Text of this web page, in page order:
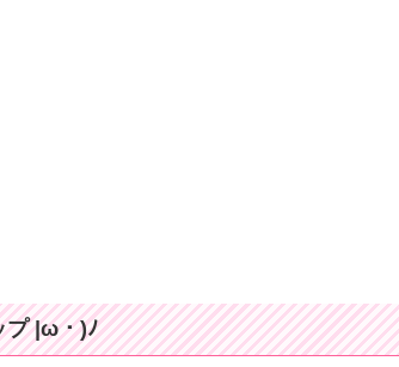
プ |ω・)ﾉ